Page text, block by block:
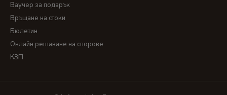
Ваучер за подарък
Връщане на стоки
Бюлетин
Онлайн решаване на спорове
КЗП